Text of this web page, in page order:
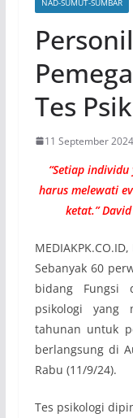
NAD-SUMUT-SUMBAR
Tes
11 September 2024
“Setiap
harus melewati
ketat.”
Sebanyak 60
bidang Fungsi
psikologi yang
tahunan untuk
berlangsung di
Rabu (11/9/24).
Tes psikologi